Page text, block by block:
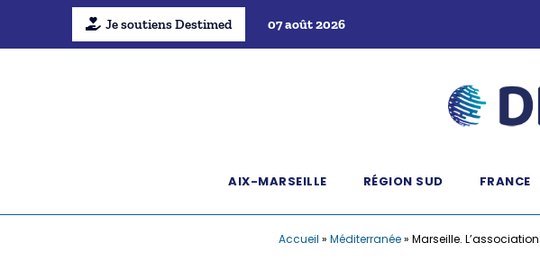
Je soutiens Destimed 07 août 2026
AIX-MARSEILLE RÉGION SUD FRANCE
Accueil » Méditerranée» Marseille.